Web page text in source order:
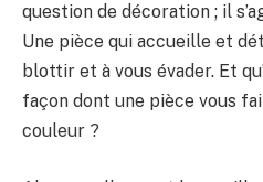
question de décoration ; il
Une pièce qui accueille et
blottir et à vous évader. Et
façon dont une pièce vous
couleur ?